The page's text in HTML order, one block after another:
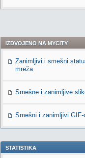
IZDVOJENO NA MYCITY
Zanimljivi i smešni
mreža
Smešne i zanimljive
Smešni i zanimljivi GIF-
STATISTIKA